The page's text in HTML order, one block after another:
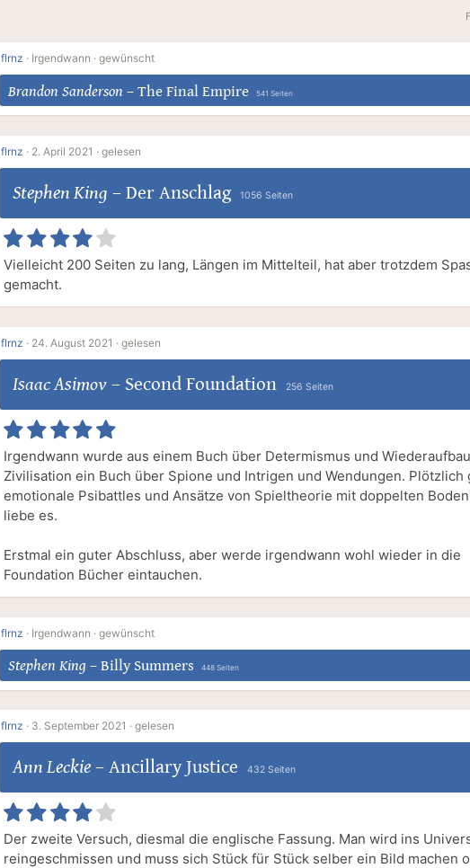
flrnz · Irgendwann · gewünscht
Brandon Sanderson – The Final Empire 541 Seiten
flrnz · 2. April 2021 · gelesen
Stephen King – Der Anschlag 1056 Seiten
Vielleicht 200 Seiten zu lang, Längen im Mittelteil, hat aber trotzdem
gemacht.
flrnz · 24. August 2021 · gelesen
Isaac Asimov– Second Foundation 256 Seiten
Irgendwann wurde aus einem Buch über Determismus und
Zivilisation ein Buch über Spione und Intrigen und Wendungen. Plötzlich
emotionale Psibattles und Ansätze von Spieltheorie mit doppelten
liebe es.
Erstmal ein guter Abschluss, aber werde irgendwann wohl wieder in die
Foundation Bücher eintauchen.
flrnz · Irgendwann · gewünscht
Stephen King – Billy Summers 448 Seiten
flrnz · 3. September 2021 · gelesen
Ann Leckie– Ancillary Justice 432 Seiten
Der zweite Versuch, diesmal die englische Fassung. Man wird ins
reingeschmissen und muss sich Stück für Stück selber ein Bild machen